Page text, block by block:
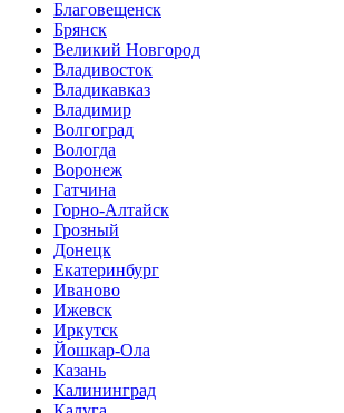
Благовещенск
Брянск
Великий Новгород
Владивосток
Владикавказ
Владимир
Волгоград
Вологда
Воронеж
Гатчина
Горно-Алтайск
Грозный
Донецк
Екатеринбург
Иваново
Ижевск
Иркутск
Йошкар-Ола
Казань
Калининград